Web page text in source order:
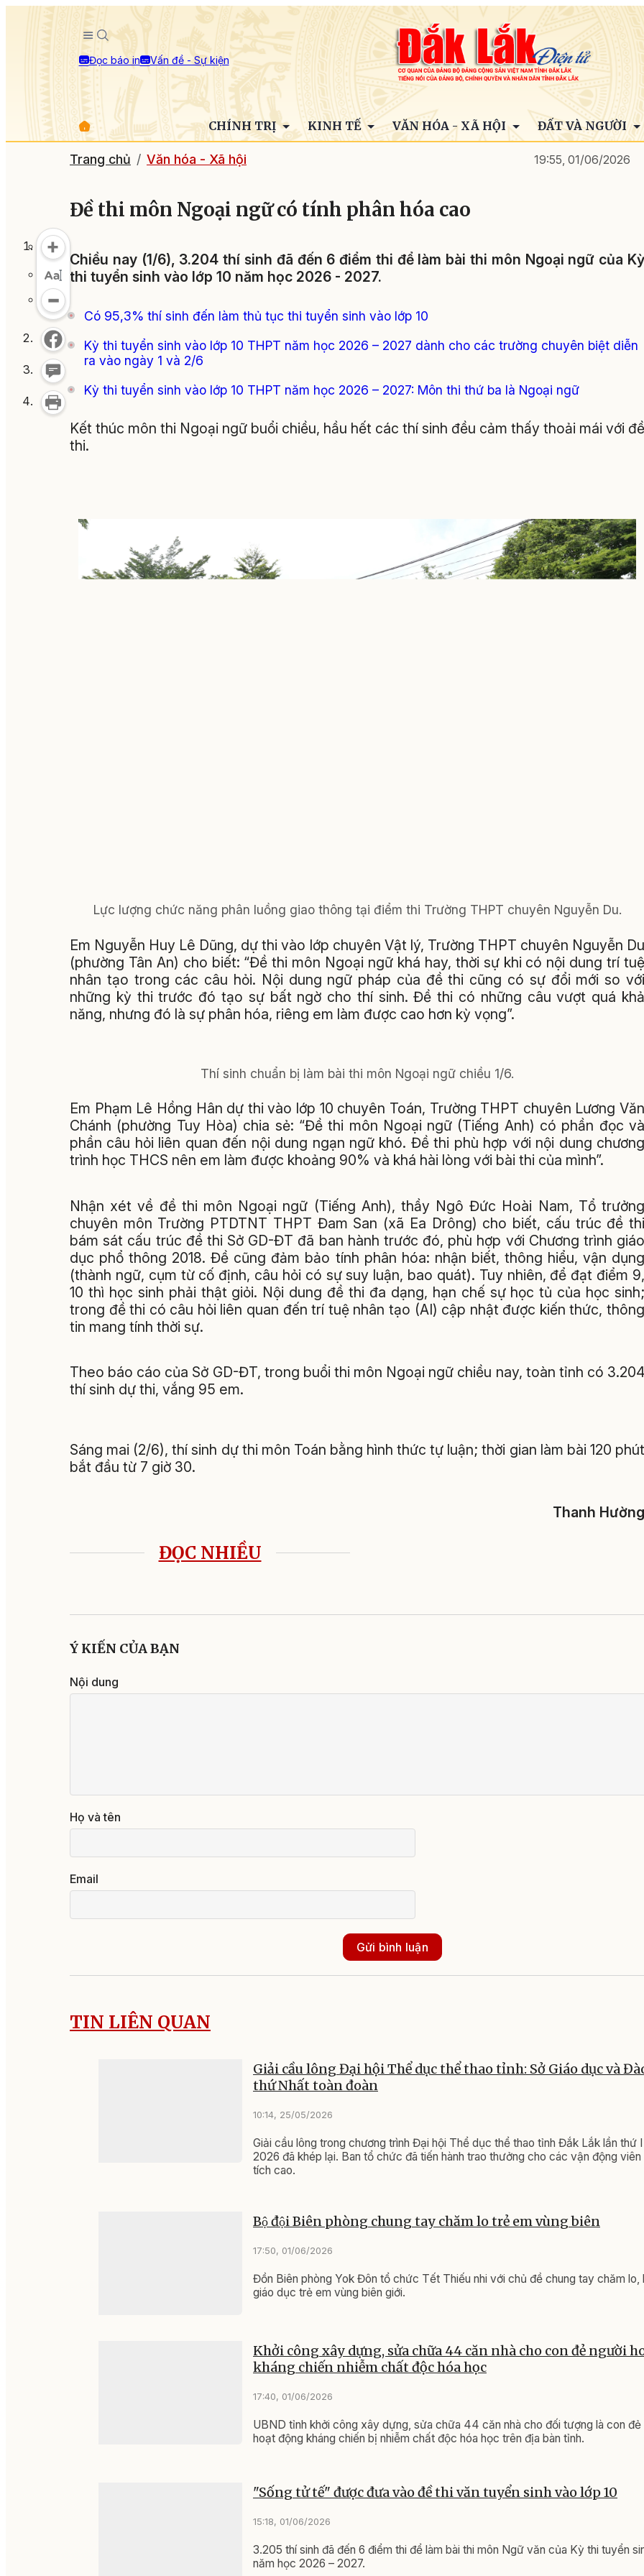
Đọc báo in Vấn đề - Sự kiện
CHÍNH TRỊ KINH TẾ VĂN HÓA - XÃ HỘI ĐẤT VÀ NGƯỜI
Trang chủ Văn hóa - Xã hội 19:55, 01/06/2026
Đề thi môn Ngoại ngữ có tính phân hóa cao
Chiều nay (1/6), 3.204 thí sinh đã đến 6 điểm thi để làm bài thi môn Ngoại ngữ của Kỳ
thi tuyển sinh vào lớp 10 năm học 2026 - 2027.
Có 95,3% thí sinh đến làm thủ tục thi tuyển sinh vào lớp 10
Kỳ thi tuyển sinh vào lớp 10 THPT năm học 2026 – 2027 dành cho các trường chuyên biệt diễn
ra vào ngày 1 và 2/6
Kỳ thi tuyển sinh vào lớp 10 THPT năm học 2026 – 2027: Môn thi thứ ba là Ngoại ngữ
Kết thúc môn thi Ngoại ngữ buổi chiều, hầu hết các thí sinh đều cảm thấy thoải mái với đề
thi.
Lực lượng chức năng phân luồng giao thông tại điểm thi Trường THPT chuyên Nguyễn Du.
Em Nguyễn Huy Lê Dũng, dự thi vào lớp chuyên Vật lý, Trường THPT chuyên Nguyễn Du
(phường Tân An) cho biết: “Đề thi môn Ngoại ngữ khá hay, thời sự khi có nội dung trí tuệ
nhân tạo trong các câu hỏi. Nội dung ngữ pháp của đề thi cũng có sự đổi mới so với
những kỳ thi trước đó tạo sự bất ngờ cho thí sinh. Đề thi có những câu vượt quá khả
năng, nhưng đó là sự phân hóa, riêng em làm được cao hơn kỳ vọng”.
Thí sinh chuẩn bị làm bài thi môn Ngoại ngữ chiều 1/6.
Em Phạm Lê Hồng Hân dự thi vào lớp 10 chuyên Toán, Trường THPT chuyên Lương Văn
Chánh (phường Tuy Hòa) chia sẻ: “Đề thi môn Ngoại ngữ (Tiếng Anh) có phần đọc và
phần câu hỏi liên quan đến nội dung ngạn ngữ khó. Đề thi phù hợp với nội dung chương
trình học THCS nên em làm được khoảng 90% và khá hài lòng với bài thi của mình”.
Nhận xét về đề thi môn Ngoại ngữ (Tiếng Anh), thầy Ngô Đức Hoài Nam, Tổ trưởng
chuyên môn Trường PTDTNT THPT Đam San (xã Ea Drông) cho biết, cấu trúc đề thi
bám sát cấu trúc đề thi Sở GD-ĐT đã ban hành trước đó, phù hợp với Chương trình giáo
dục phổ thông 2018. Đề cũng đảm bảo tính phân hóa: nhận biết, thông hiểu, vận dụng
(thành ngữ, cụm từ cố định, câu hỏi có sự suy luận, bao quát). Tuy nhiên, để đạt điểm 9,
10 thì học sinh phải thật giỏi. Nội dung đề thi đa dạng, hạn chế sự học tủ của học sinh;
trong đề thi có câu hỏi liên quan đến trí tuệ nhân tạo (AI) cập nhật được kiến thức, thông
tin mang tính thời sự.
Theo báo cáo của Sở GD-ĐT, trong buổi thi môn Ngoại ngữ chiều nay, toàn tỉnh có 3.204
thí sinh dự thi, vắng 95 em.
Sáng mai (2/6), thí sinh dự thi môn Toán bằng hình thức tự luận; thời gian làm bài 120 phút
bắt đầu từ 7 giờ 30.
Thanh Hường
ĐỌC NHIỀU
Ý KIẾN CỦA BẠN
Nội dung
Họ và tên
Email
Gửi bình luận
TIN LIÊN QUAN
Giải cầu lông Đại hội Thể dục thể thao tỉnh: Sở Giáo dục và
thứ Nhất toàn đoàn
10:14, 25/05/2026
Giải cầu lông trong chương trình Đại hội Thể dục thể thao tỉnh Đắk Lắk lần thứ
2026 đã khép lại. Ban tổ chức đã tiến hành trao thưởng cho các vận động viên
tích cao.
Bộ đội Biên phòng chung tay chăm lo trẻ em vùng biên
17:50, 01/06/2026
Đồn Biên phòng Yok Đôn tổ chức Tết Thiếu nhi với chủ đề chung tay chăm lo,
giáo dục trẻ em vùng biên giới.
Khởi công xây dựng, sửa chữa 44 căn nhà cho con đẻ người
kháng chiến nhiễm chất độc hóa học
17:40, 01/06/2026
UBND tỉnh khởi công xây dựng, sửa chữa 44 căn nhà cho đối tượng là con
hoạt động kháng chiến bị nhiễm chất độc hóa học trên địa bàn tỉnh.
"Sống tử tế" được đưa vào đề thi văn tuyển sinh vào lớp 10
15:18, 01/06/2026
3.205 thí sinh đã đến 6 điểm thi để làm bài thi môn Ngữ văn của Kỳ thi tuyển
năm học 2026 – 2027.